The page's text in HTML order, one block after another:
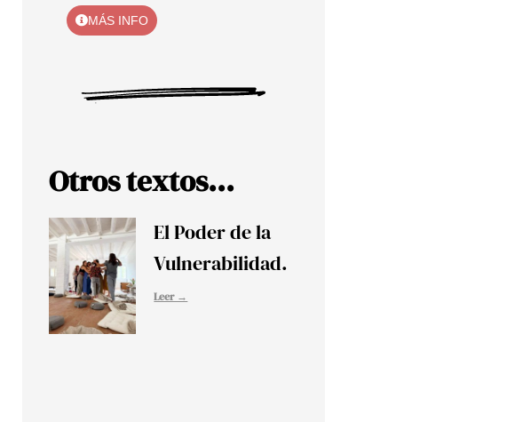
MÁS INFO
Otros textos...
El Poder de la
Vulnerabilidad.
Leer →